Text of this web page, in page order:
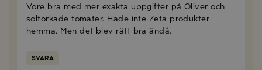
Vore bra med mer exakta uppgifter på Oliver och
soltorkade tomater. Hade inte Zeta produkter
hemma. Men det blev rätt bra ändå.
SVARA